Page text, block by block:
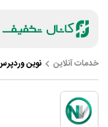
خدمات آنلاین نوین